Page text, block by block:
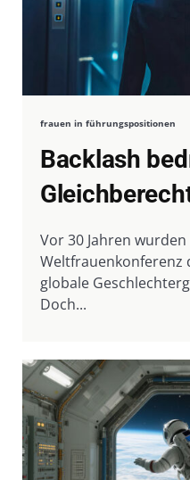
frauen in führungspositionen
Backlash
Vor 30 Jahren
Weltfrauenkonferenz
globale
Doch...